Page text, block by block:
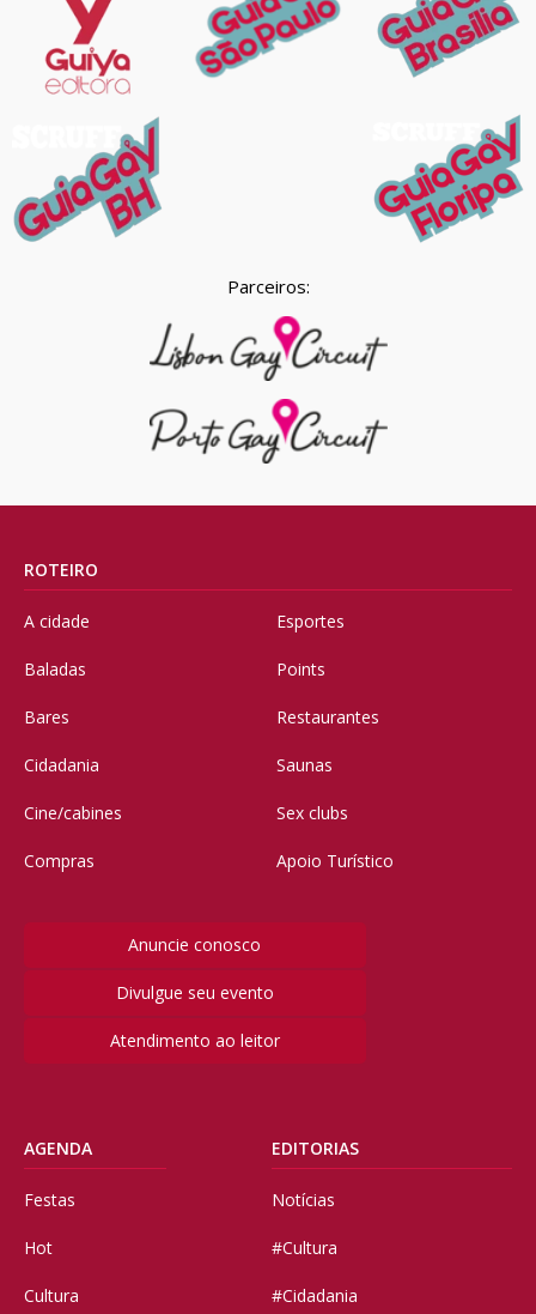
Parceiros:
ROTEIRO
A cidade
Baladas
Bares
Cidadania
Cine/cabines
Compras
Esportes
Points
Restaurantes
Saunas
Sex clubs
Apoio Turístico
Anuncie conosco
Divulgue seu evento
Atendimento ao leitor
AGENDA
Festas
Hot
Cultura
EDITORIAS
Notícias
#Cultura
#Cidadania